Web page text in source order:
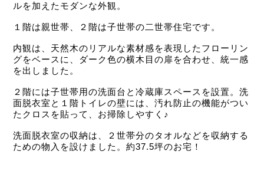
ルを加えたモダンな外観。
１階は親世帯、２階は子世帯の二世帯住宅です。
内観は、天然木のリアルな素材感を表現したフローリン
グをベースに、ダーク色の横木目の扉を合わせ、統一感
を出しました。
２階には子世帯用の洗面台と冷蔵庫スペースを設置。洗
面脱衣室と１階トイレの壁には、汚れ防止の機能がつい
たクロスを貼って、お掃除しやすく♪
洗面脱衣室の収納は、２世帯分のタオルなどを収納する
ための物入を設けました。約37.5坪のお宅！